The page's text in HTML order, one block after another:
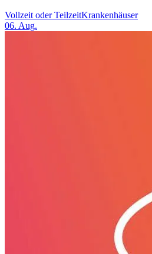
Vollzeit oder TeilzeitKrankenhäuser
06. Aug.